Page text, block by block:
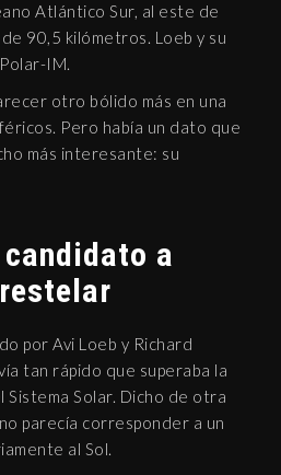
Atlántico Sur, al este de
90,5 kilómetros. Loeb y su
IM.
otro bólido más en una
Pero había un dato que
más interesante: su
a
por Avi Loeb y Richard
tan rápido que superaba la
Solar. Dicho de otra
parecía corresponder a un
al Sol.